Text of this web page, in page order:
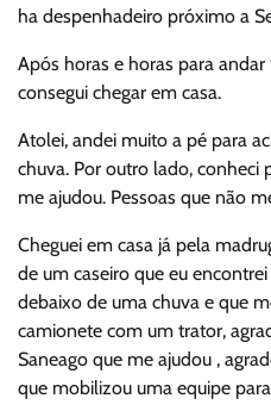
ha despenhadeiro próximo a
Após horas e horas para
consegui chegar em casa.
Atolei, andei muito a pé para
chuva. Por outro lado, conheci
me ajudou. Pessoas que não
Cheguei em casa já pela
de um caseiro que eu
debaixo de uma chuva e que
camionete com um trator,
Saneago que me ajudou ,
que mobilizou uma equipe